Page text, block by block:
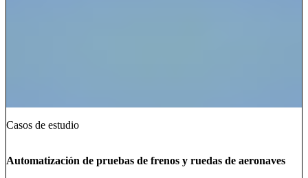
Casos de estudio
Automatización de pruebas de frenos y ruedas de aeronaves